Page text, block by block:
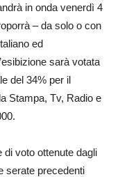
in onda venerdì 4
– da solo o con
ed
sarà votata
del 34% per il
Stampa, Tv, Radio e
voto ottenute dagli
serate precedenti